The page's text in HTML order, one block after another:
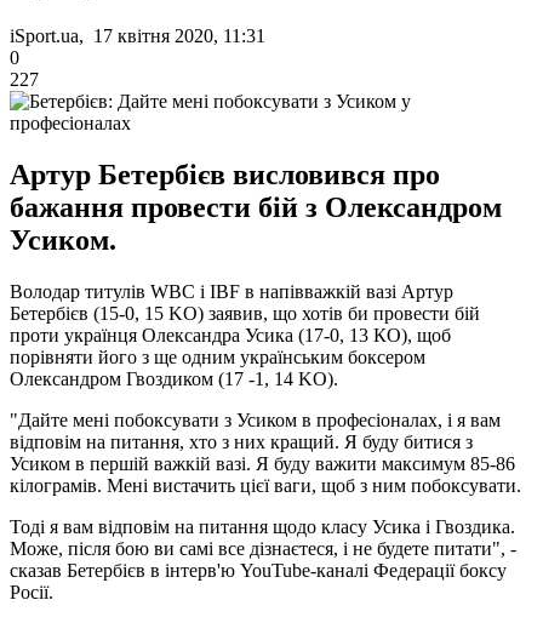
iSport.ua, 17 квітня 2020, 11:31
0
227
Артур Бетербієв висловився про
бажання провести бій з Олександром
Усиком.
Володар титулів WBC і IBF в напівважкій вазі Артур
Бетербієв (15-0, 15 KO) заявив, що хотів би провести бій
проти українця Олександра Усика (17-0, 13 КО), щоб
порівняти його з ще одним українським боксером
Олександром Гвоздиком (17 -1, 14 KO).
"Дайте мені побоксувати з Усиком в професіоналах, і я вам
відповім на питання, хто з них кращий. Я буду битися з
Усиком в першій важкій вазі. Я буду важити максимум 85-86
кілограмів. Мені вистачить цієї ваги, щоб з ним побоксувати.
Тоді я вам відповім на питання щодо класу Усика і Гвоздика.
Може, після бою ви самі все дізнаєтеся, і не будете питати", -
сказав Бетербієв в інтерв'ю YouTube-каналі Федерації боксу
Росії.